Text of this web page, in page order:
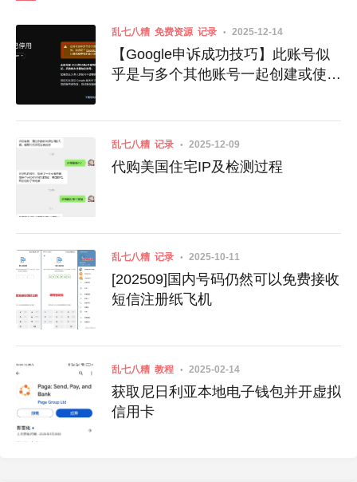
乱七八糟 免费资源 记录 2025-12-14
【Google申诉成功技巧】此账号似
乎是与多个其他账号一起创建或使用
乱七八糟 记录 2025-12-09
代购美国住宅IP及检测过程
乱七八糟 记录 2025-10-11
[202509]国内号码仍然可以免费接收
短信注册纸飞机
乱七八糟 教程 2025-02-14
获取尼日利亚本地电子钱包并开虚拟
信用卡